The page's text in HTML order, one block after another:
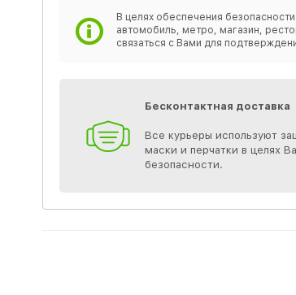
В целях обеспечения
автомобиль, метро, магазин,
связаться с Вами для
Бесконтактная доставка
Все курьеры используют
маски и перчатки в целях
безопасности.